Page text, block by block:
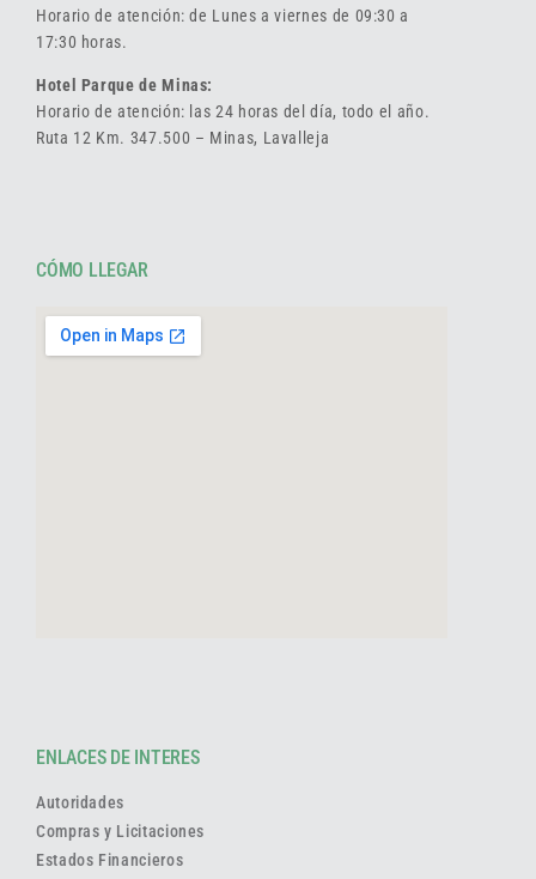
Horario de atención: de Lunes a viernes de 09:30 a
17:30 horas.
Hotel Parque de Minas:
Horario de atención: las 24 horas del día, todo el año.
Ruta 12 Km. 347.500 – Minas, Lavalleja
CÓMO LLEGAR
ENLACES DE INTERES
Autoridades
Compras y Licitaciones
Estados Financieros